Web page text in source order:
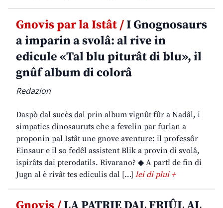
Gnovis par la Istât /I Gnognosaurs
a imparin a svolâ: al rive in
edicule «Tal blu piturât di blu», il
gnûf album di colorâ
Redazion
Daspò dal sucès dal prin album vignût fûr a Nadâl, i
simpatics dinosauruts che a fevelin par furlan a
proponin pal Istât une gnove aventure: il professôr
Einsaur e il so fedêl assistent Blik a provin di svolâ,
ispirâts dai pterodatils. Rivarano? ◆ A partî de fin di
Jugn al è rivât tes ediculis dal […] lei di plui +